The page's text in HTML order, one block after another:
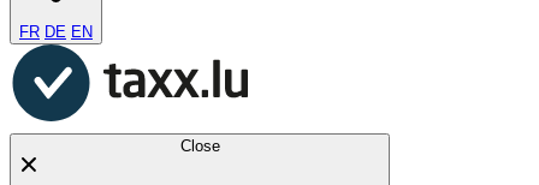
FR DE EN
Close